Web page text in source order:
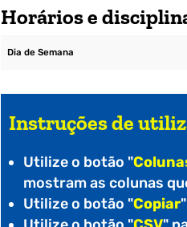
Horários e
Dia de Semana
Instruções de
Utilize o botão "
mostram as colunas
Utilize o botão "Copiar